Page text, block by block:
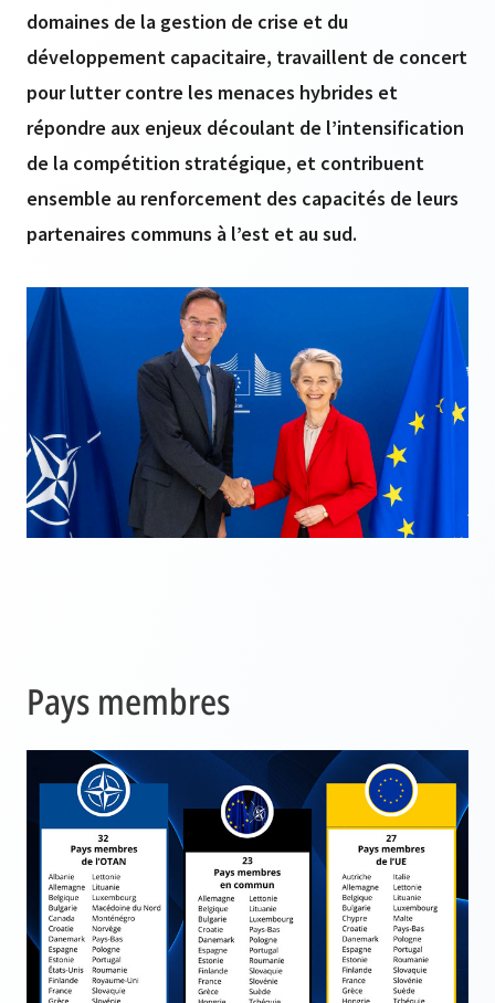
domaines de la gestion de crise et du
développement capacitaire, travaillent de concert
pour lutter contre les menaces hybrides et
répondre aux enjeux découlant de l’intensification
de la compétition stratégique, et contribuent
ensemble au renforcement des capacités de leurs
partenaires communs à l’est et au sud.
Pays membres